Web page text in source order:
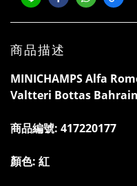
商品描述
MINICHAMPS Alfa
Valtteri Bottas Bahrain
商品編號: 417220177
顏色: 紅